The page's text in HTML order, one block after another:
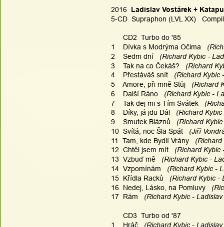
2016 Ladislav Vostárek +
5-CD  Supraphon (LVL XX)
      CD2  Turbo do '85
1    Dívka s Modrýma Očima
2    Sedm dní
(Richard Kybic -
3    Tak na co Čekáš?
(Richard
4    Přestáváš snít
(Richard Kybic
5    Amore, při mně Stůj
(Richard
6    Další Ráno
(Richard Kybic -
7    Tak dej mi s Tím Svátek
8    Díky, já jdu Dál
(Richard Kybic
9    Smutek Bláznů
(Richard
10  Svítá, noc Šla Spát
(Jiří
11  Tam, kde Bydlí Vrány
12  Chtěl jsem mít
(Richard Kybic
13  Vzbuď mě
(Richard Kybic -
14  Vzpomínám
(Richard Kybic -
15  Křídla Racků
(Richard Kybic -
16  Nedej, Lásko, na Pomluvy
17  Rám
(Richard Kybic -
      CD3  Turbo od '87
1    Hráč
(Richard Kybic -